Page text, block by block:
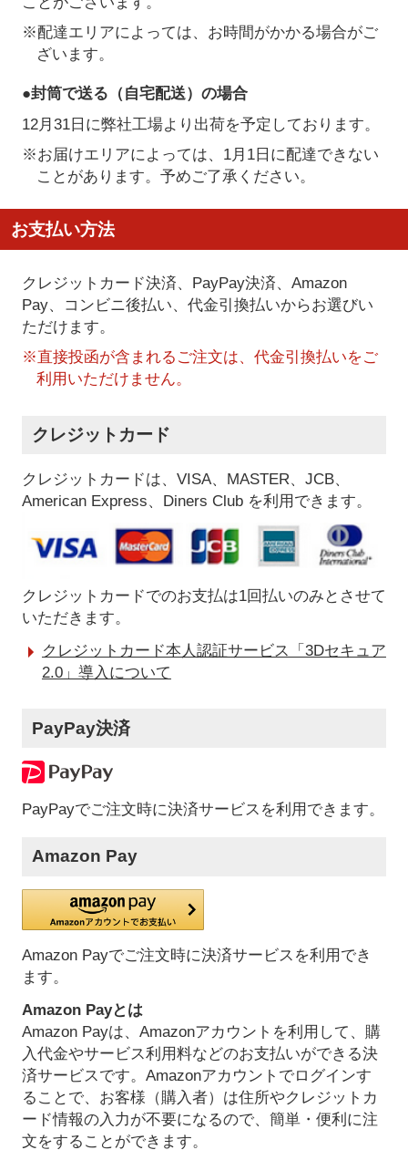
※配達エリアによっては、お時間がかかる場合がご
ざいます。
●封筒で送る（自宅配送）の場合
12月31日に弊社工場より出荷を予定しております。
※お届けエリアによっては、1月1日に配達できない
ことがあります。予めご了承ください。
お支払い方法
クレジットカード決済、PayPay決済、Amazon
Pay、コンビニ後払い、代金引換払いからお選びい
ただけます。
※直接投函が含まれるご注文は、代金引換払いをご
利用いただけません。
クレジットカード
クレジットカードは、VISA、MASTER、JCB、
American Express、Diners Club を利用できます。
クレジットカードでのお支払は1回払いのみとさせて
いただきます。
クレジットカード本人認証サービス「3Dセキュア
2.0」導入について
PayPay決済
PayPayでご注文時に決済サービスを利用できます。
Amazon Pay
Amazon Payでご注文時に決済サービスを利用でき
ます。
Amazon Payとは
Amazon Payは、Amazonアカウントを利用して、購
入代金やサービス利用料などのお支払いができる決
済サービスです。Amazonアカウントでログインす
ることで、お客様（購入者）は住所やクレジットカ
ード情報の入力が不要になるので、簡単・便利に注
文をすることができます。